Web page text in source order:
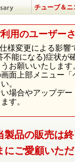
チューブ＆
用のユーザー
様変更による影
不能になる)症状
お願いいたします
面上部メニュー
。
場合やアップデ
す。
製品の販売は
にご愛顧いた